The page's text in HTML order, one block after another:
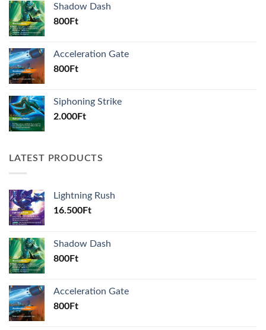
Shadow Dash
800Ft
Acceleration Gate
800Ft
Siphoning Strike
2.000Ft
LATEST PRODUCTS
Lightning Rush
16.500Ft
Shadow Dash
800Ft
Acceleration Gate
800Ft